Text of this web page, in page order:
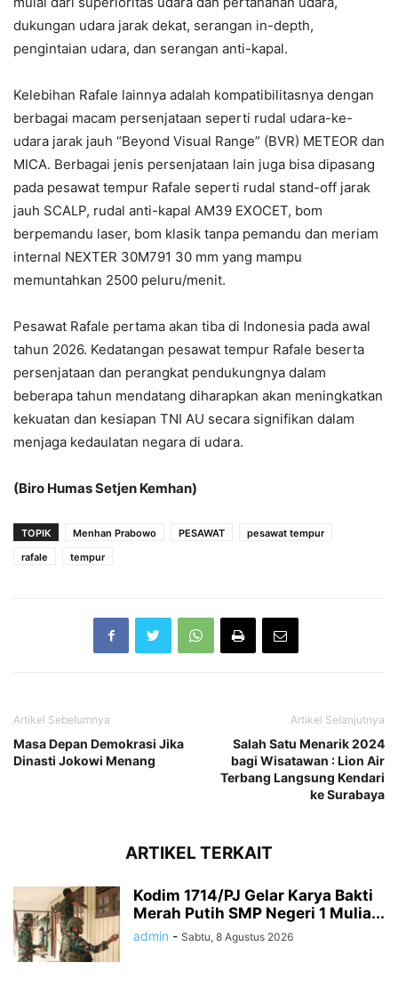
dukungan udara jarak dekat, serangan in-depth,
pengintaian udara, dan serangan anti-kapal.
Kelebihan Rafale lainnya adalah kompatibilitasnya dengan
berbagai macam persenjataan seperti rudal udara-ke-
udara jarak jauh “Beyond Visual Range” (BVR) METEOR dan
MICA. Berbagai jenis persenjataan lain juga bisa dipasang
pada pesawat tempur Rafale seperti rudal stand-off jarak
jauh SCALP, rudal anti-kapal AM39 EXOCET, bom
berpemandu laser, bom klasik tanpa pemandu dan meriam
internal NEXTER 30M791 30 mm yang mampu
memuntahkan 2500 peluru/menit.
Pesawat Rafale pertama akan tiba di Indonesia pada awal
tahun 2026. Kedatangan pesawat tempur Rafale beserta
persenjataan dan perangkat pendukungnya dalam
beberapa tahun mendatang diharapkan akan meningkatkan
kekuatan dan kesiapan TNI AU secara signifikan dalam
menjaga kedaulatan negara di udara.
(Biro Humas Setjen Kemhan)
TOPIK Menhan Prabowo PESAWAT
pesawat tempur
rafale
tempur
Artikel Sebelumnya
Masa Depan Demokrasi Jika
Dinasti Jokowi Menang
Artikel Selanjutnya
Salah Satu Menarik 2024
bagi Wisatawan : Lion Air
Terbang Langsung Kendari
ke Surabaya
ARTIKEL TERKAIT
Kodim 1714/PJ Gelar Karya Bakti
Merah Putih SMP Negeri 1 Mulia...
admin - Sabtu, 8 Agustus 2026